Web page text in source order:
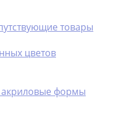
товары
цветов
акриловые формы